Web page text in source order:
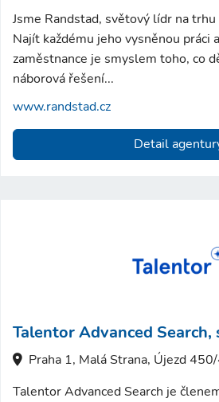
Jsme Randstad, světový lídr na
Najít každému jeho vysněnou práci
zaměstnance je smyslem toho, co
náborová řešení...
www.randstad.cz
Detail
Talentor Advanced Search,
Praha 1, Malá Strana, Újezd
Talentor Advanced Search je